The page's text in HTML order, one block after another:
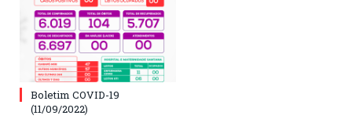
Boletim COVID-19
(11/09/2022)